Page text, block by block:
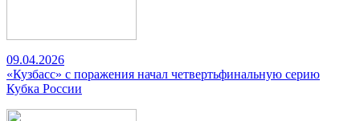
09.04.2026
«Кузбасс» с поражения начал четвертьфинальную серию
Кубка России